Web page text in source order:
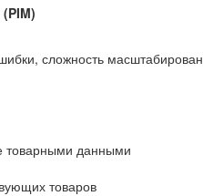
сложность
товарными данными
товаров